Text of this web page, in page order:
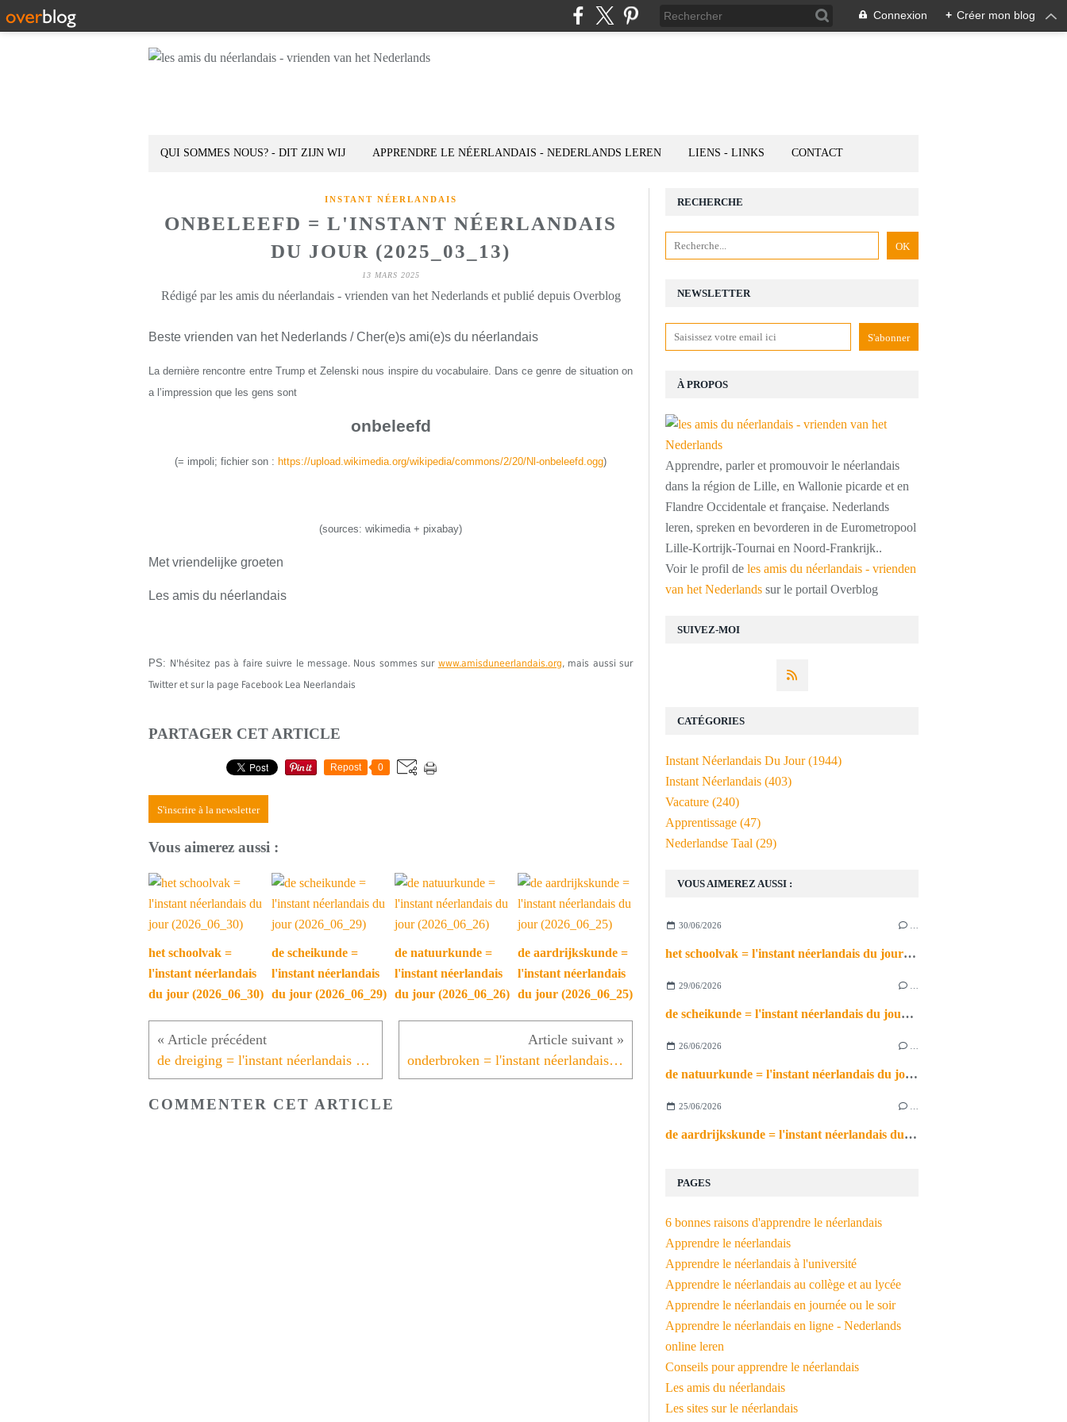
Connexion + Créer mon blog
QUI SOMMES NOUS? - DIT ZIJN WIJ APPRENDRE LE NÉERLANDAIS - NEDERLANDS LEREN LIENS - LINKS CONTACT
INSTANT NÉERLANDAIS
ONBELEEFD = L'INSTANT NÉERLANDAIS
DU JOUR (2025_03_13)
13 MARS 2025
Rédigé par les amis du néerlandais - vrienden van het Nederlands et publié depuis Overblog
Beste vrienden van het Nederlands / Cher(e)s ami(e)s du néerlandais
La dernière rencontre entre Trump et Zelenski nous inspire du vocabulaire. Dans ce genre de situation on
a l’impression que les gens sont
onbeleefd
(= impoli; fichier son : https://upload.wikimedia.org/wikipedia/commons/2/20/Nl-onbeleefd.ogg)
(sources: wikimedia + pixabay)
Met vriendelijke groeten
Les amis du néerlandais
PS: N'hésitez pas à faire suivre le message. Nous sommes sur www.amisduneerlandais.org, mais aussi sur
Twitter et sur la page Facebook Lea Neerlandais
PARTAGER CET ARTICLE
Repost 0
S'inscrire à la newsletter
Vous aimerez aussi :
het schoolvak =
l'instant néerlandais
du jour (2026_06_30)
de scheikunde =
l'instant néerlandais
du jour (2026_06_29)
de natuurkunde =
l'instant néerlandais
du jour (2026_06_26)
de aardrijkskunde =
l'instant néerlandais
du jour (2026_06_25)
de dreiging = l'instant néerlandais du jour (2025_01_12) onderbroken = l'instant néerlandais du jour (2025_03_14)
COMMENTER CET ARTICLE
NEWSLETTER
SUIVEZ-MOI
RECHERCHE
À PROPOS
Apprendre, parler et promouvoir le néerlandais
dans la région de Lille, en Wallonie picarde et en
Flandre Occidentale et française. Nederlands
leren, spreken en bevorderen in de Eurometropool
Lille-Kortrijk-Tournai en Noord-Frankrijk..
Voir le profil de les amis du néerlandais - vrienden
van het Nederlands sur le portail Overblog
VOUS AIMEREZ AUSSI :
30/06/2026
het schoolvak = l'instant néerlandais du jour (2026_06_30)
29/06/2026
de scheikunde = l'instant néerlandais du jour (2026_06_29)
26/06/2026
de natuurkunde = l'instant néerlandais du jour (2026_06_26)
25/06/2026
de aardrijkskunde = l'instant néerlandais du jour (2026_06_25)
PAGES
6 bonnes raisons d'apprendre le néerlandais
Apprendre le néerlandais
Apprendre le néerlandais à l'université
Apprendre le néerlandais au collège et au lycée
Apprendre le néerlandais en journée ou le soir
Apprendre le néerlandais en ligne - Nederlands
online leren
Conseils pour apprendre le néerlandais
Les amis du néerlandais
Les sites sur le néerlandais
CATÉGORIES
Instant Néerlandais Du Jour(1944)
Instant Néerlandais (403)
Vacature (240)
Apprentissage (47)
Nederlandse Taal (29)